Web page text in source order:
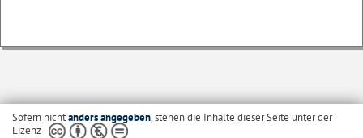
Sofern nichtanders angegeben, stehen die Inhalte dieser Seite unter der
Lizenz